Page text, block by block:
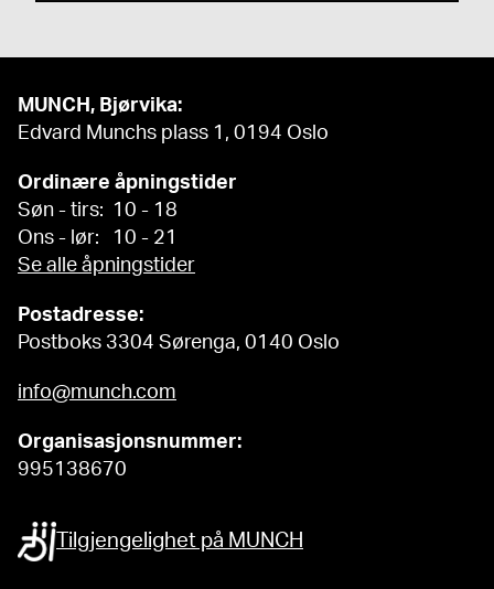
MUNCH, Bjørvika:
Edvard Munchs plass 1, 0194 Oslo
Ordinære åpningstider
Søn - tirs: 10 - 18
Ons - lør: 10 - 21
Se alle åpningstider
Postadresse:
Postboks 3304 Sørenga, 0140 Oslo
info@munch.com
Organisasjonsnummer:
995138670
Tilgjengelighet på MUNCH